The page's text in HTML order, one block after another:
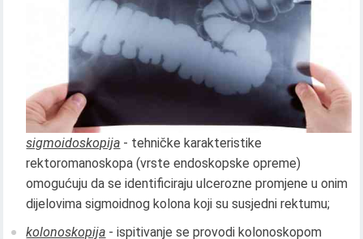
sigmoidoskopija - tehničke karakteristike
rektoromanoskopa (vrste endoskopske opreme)
omogućuju da se identificiraju ulcerozne promjene u onim
dijelovima sigmoidnog kolona koji su susjedni rektumu;
kolonoskopija - ispitivanje se provodi kolonoskopom